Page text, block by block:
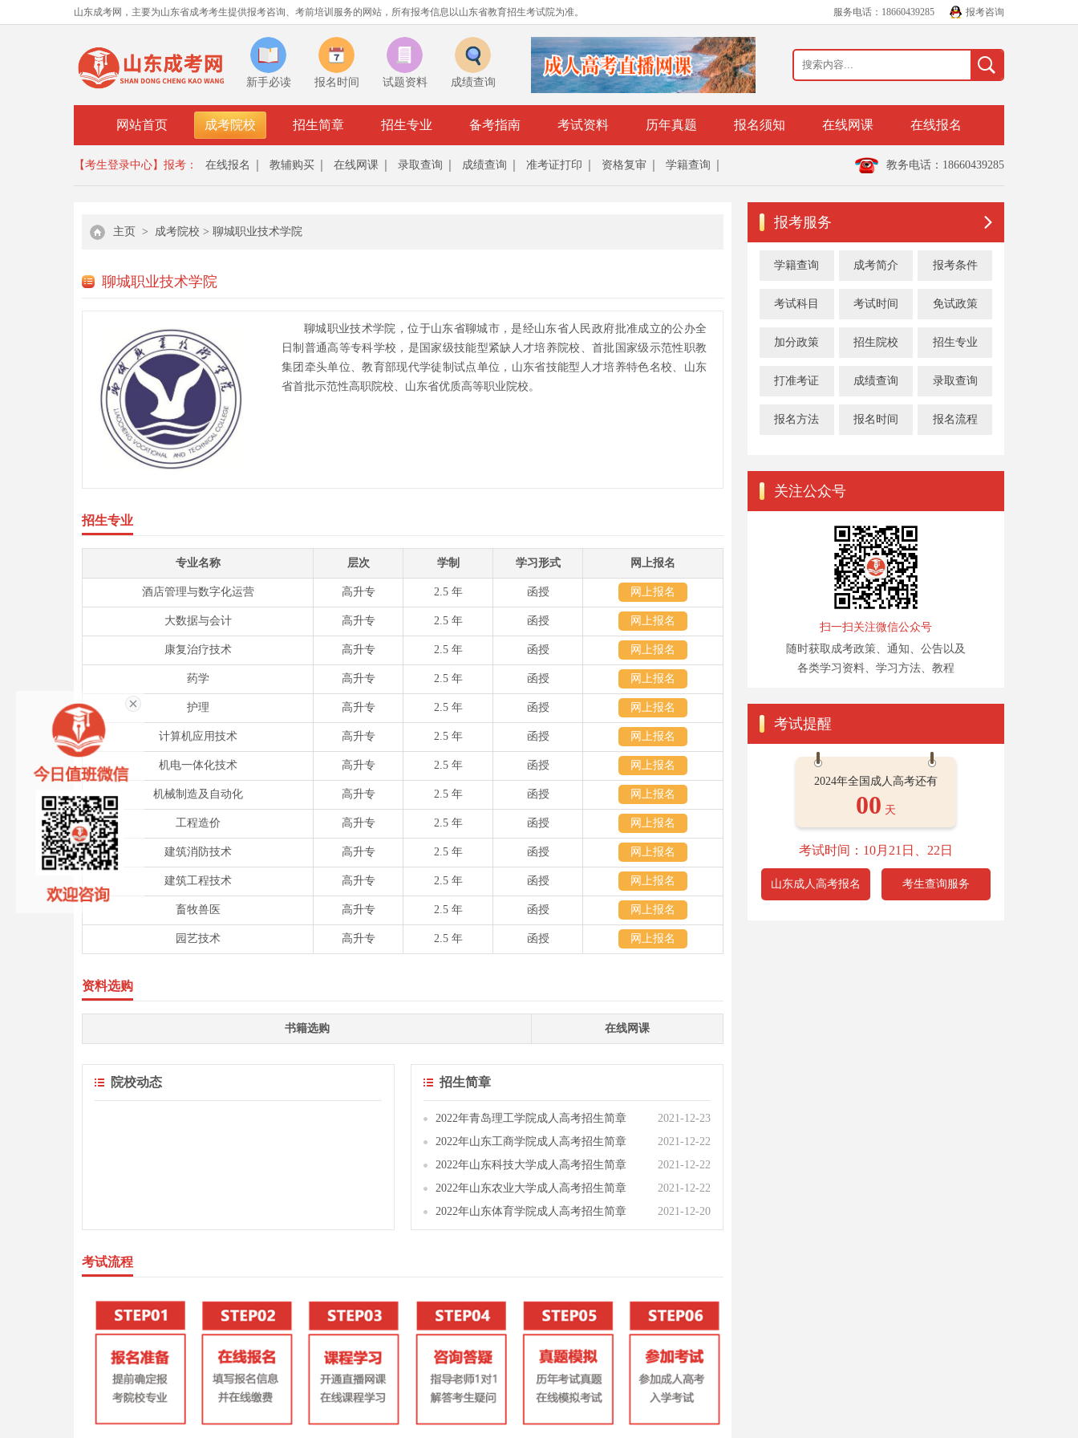
山东成考网，主要为山东省成考考生提供报考咨询、考前培训服务的网站，所有报考信息以山东省教育招生考试院为准。 服务电话：18660439285 报考咨询
新手必读 报名时间 试题资料 成绩查询
网站首页 成考院校 招生简章 招生专业 备考指南 考试资料 历年真题 报名须知 在线网课 在线报名
【考生登录中心】 报考： 在线报名 教辅购买 在线网课 录取查询 成绩查询 准考证打印 资格复审 学籍查询 教务电话：18660439285
主页 > 成考院校 > 聊城职业技术学院
聊城职业技术学院
聊城职业技术学院，位于山东省聊城市，是经山东省人民政府批准成立的公办全
日制普通高等专科学校，是国家级技能型紧缺人才培养院校、首批国家级示范性职教
集团牵头单位、教育部现代学徒制试点单位，山东省技能型人才培养特色名校、山东
省首批示范性高职院校、山东省优质高等职业院校。
招生专业
专业名称 层次 学制 学习形式 网上报名
酒店管理与数字化运营 高升专 2.5 年 函授 网上报名
大数据与会计 高升专 2.5 年 函授 网上报名
康复治疗技术 高升专 2.5 年 函授 网上报名
药学 高升专 2.5 年 函授 网上报名
护理 高升专 2.5 年 函授 网上报名
计算机应用技术 高升专 2.5 年 函授 网上报名
机电一体化技术 高升专 2.5 年 函授 网上报名
机械制造及自动化 高升专 2.5 年 函授 网上报名
工程造价 高升专 2.5 年 函授 网上报名
建筑消防技术 高升专 2.5 年 函授 网上报名
建筑工程技术 高升专 2.5 年 函授 网上报名
畜牧兽医 高升专 2.5 年 函授 网上报名
园艺技术 高升专 2.5 年 函授 网上报名
资料选购
书籍选购 在线网课
院校动态 招生简章
2021-12-23
2022年青岛理工学院成人高考招生简章
2021-12-22
2022年山东工商学院成人高考招生简章
2021-12-22
2022年山东科技大学成人高考招生简章
2021-12-22
2022年山东农业大学成人高考招生简章
2021-12-20
2022年山东体育学院成人高考招生简章
考试流程
报考服务
学籍查询 成考简介 报考条件
考试科目 考试时间 免试政策
加分政策 招生院校 招生专业
打准考证 成绩查询 录取查询
报名方法 报名时间 报名流程
关注公众号
扫一扫关注微信公众号
随时获取成考政策、通知、公告以及
各类学习资料、学习方法、教程
考试提醒
2024年全国成人高考还有
00 天
考试时间：10月21日、22日
山东成人高考报名 考生查询服务